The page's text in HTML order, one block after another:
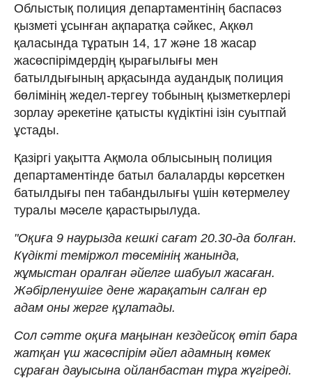
Облыстық полиция департаментінің баспасөз
қызметі ұсынған ақпаратқа сәйкес, Ақкөл
қаласында тұратын 14, 17 және 18 жасар
жасөспірімдердің қырағылығы мен
батылдығының арқасында аудандық полиция
бөлімінің жедел-тергеу тобының қызметкерлері
зорлау әрекетіне қатысты күдіктіні ізін суытпай
ұстады.
Қазіргі уақытта Ақмола облысының полиция
департаментінде батыл балаларды көрсеткен
батылдығы пен табандылығы үшін көтермелеу
туралы мәселе қарастырылуда.
"Оқиға 9 наурызда кешкі сағат 20.30-да болған.
Күдікті теміржол төсемінің жанында,
жұмыстан оралған әйелге шабуыл жасаған.
Жәбірленушіге дене жарақатын салған ер
адам оны жерге құлатады.
Сол сәтте оқиға маңынан кездейсоқ өтіп бара
жатқан үш жасөспірім әйел адамның көмек
сұраған дауысына ойланбастан тұра жүгіреді.